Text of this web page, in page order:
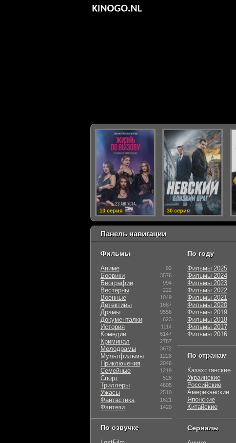
Панель навигации
Фильмы
Аниме 92
Боевики 3576
Биографии 994
Вестерны 222
Военные 1049
Детективы 1687
Драмы 9556
Документалки 623
История 1114
Комедии 6147
Криминал 2787
Мелодрамы 3672
Мультфильмы 1228
Приключения 2046
Семейные 1219
Спорт 528
Триллеры 4605
Ужасы 2510
Фантастика 1621
Фэнтези 1420
По озвучке
По году
Фильмы 2025
Фильмы 2024
Фильмы 2023
Фильмы 2022
Фильмы 2021
Фильмы 2020
Фильмы 2019
Фильмы 2018
Фильмы 2017
Фильмы 2016
По странам
Казахстанские
Украинские
Российские
Американские
Японские
Китайские
Сериалы
10 серия 30 серия